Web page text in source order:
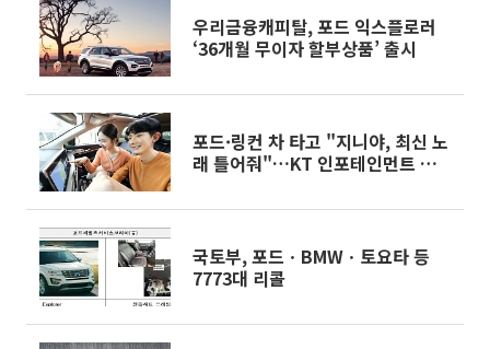
우리금융캐피탈, 포드 익스플로러
‘36개월 무이자 할부상품’ 출시
포드·링컨 차 타고 "지니야, 최신 노
래 틀어줘"…KT 인포테인먼트 서비
국토부, 포드ㆍBMWㆍ토요타 등
7773대 리콜